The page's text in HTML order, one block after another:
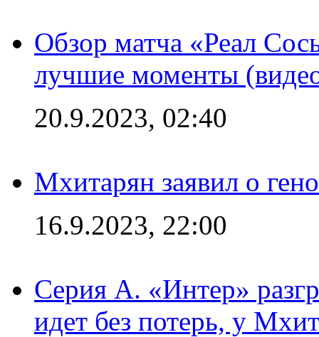
Обзор матча «Реал
лучшие моменты
20.9.2023, 02:40
Мхитарян заявил о
16.9.2023, 22:00
Серия А. «Интер»
идет без потерь, у